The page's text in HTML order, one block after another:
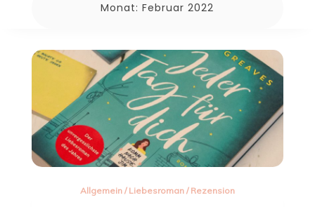
Monat:Februar 2022
Allgemein/ Liebesroman/ Rezension